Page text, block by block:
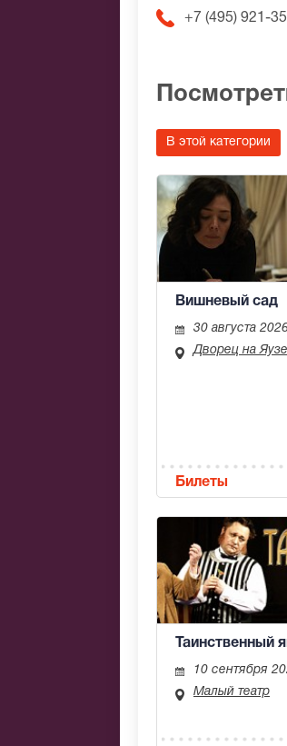
+7 (495) 921-
В этой категории
Вишневый сад
30 августа
Дворец на Яузе
Билеты
Таинственный
10 сентября
Малый театр